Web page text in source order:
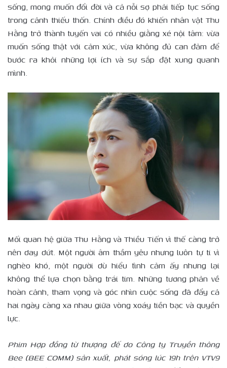
sống, mong muốn đổi đời và cả nỗi sợ phải tiếp tục sống
trong cảnh thiếu thốn. Chính điều đó khiến nhân vật Thu
Hằng trở thành tuyến vai có nhiều giằng xé nội tâm: vừa
muốn sống thật với cảm xúc, vừa không đủ can đảm để
bước ra khỏi những lợi ích và sự sắp đặt xung quanh
mình.
Mối quan hệ giữa Thu Hằng và Thiều Tiến vì thế càng trở
nên day dứt. Một người âm thầm yêu nhưng luôn tự ti vì
nghèo khó, một người dù hiểu tình cảm ấy nhưng lại
không thể lựa chọn bằng trái tim. Những tương phản về
hoàn cảnh, tham vọng và góc nhìn cuộc sống đã đẩy cả
hai ngày càng xa nhau giữa vòng xoáy tiền bạc và quyền
lực.
Phim Hợp đồng từ thượng đế do Công ty Truyền thông
Bee (BEE COMM) sản xuất, phát sóng lúc 19h trên VTV9